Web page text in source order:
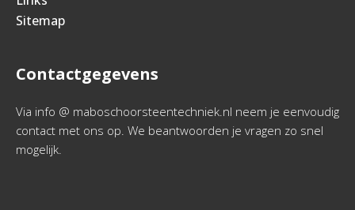
Sitemap
Contactgegevens
Via info @ maboschoorsteentechniek.nl neem je eenvoudig
contact met ons op. We beantwoorden je vragen zo snel
mogelijk.